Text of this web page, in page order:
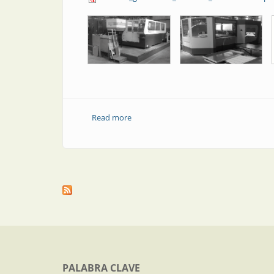
Read moreabout Gabinetes estancos
PALABRA CLAVE